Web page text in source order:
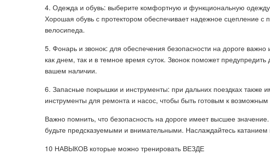
4. Одежда и обувь: выберите комфортную и функциональную
Хорошая обувь с протектором обеспечивает надежное сцепление
велосипеда.
5. Фонарь и звонок: для обеспечения безопасности на дороге
как днем, так и в темное время суток. Звонок поможет предупредить
вашем наличии.
6. Запасные покрышки и инструменты: при дальних поездках также
инструменты для ремонта и насос, чтобы быть готовым к
Важно помнить, что безопасность на дороге имеет высшее
будьте предсказуемыми и внимательными. Наслаждайтесь катанием
10 НАВЫКОВ которые можно тренировать ВЕЗДЕ